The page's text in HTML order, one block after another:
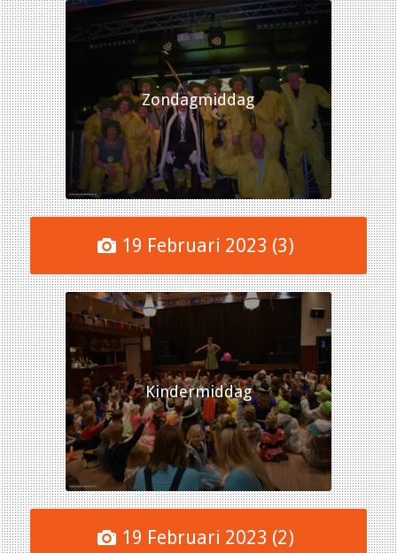
Zondagmiddag
19 Februari 2023 (3)
Kindermiddag
19 Februari 2023 (2)